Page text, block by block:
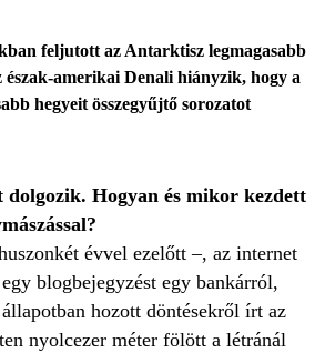
feljutott az Antarktisz legmagasabb
amerikai Denali hiányzik, hogy a
hegyeit összegyűjtő sorozatot
Hogyan és mikor kezdett
évvel ezelőtt –, az internet
blogbejegyzést egy bankárról,
hozott döntésekről írt az
nyolcezer méter fölött a létránál